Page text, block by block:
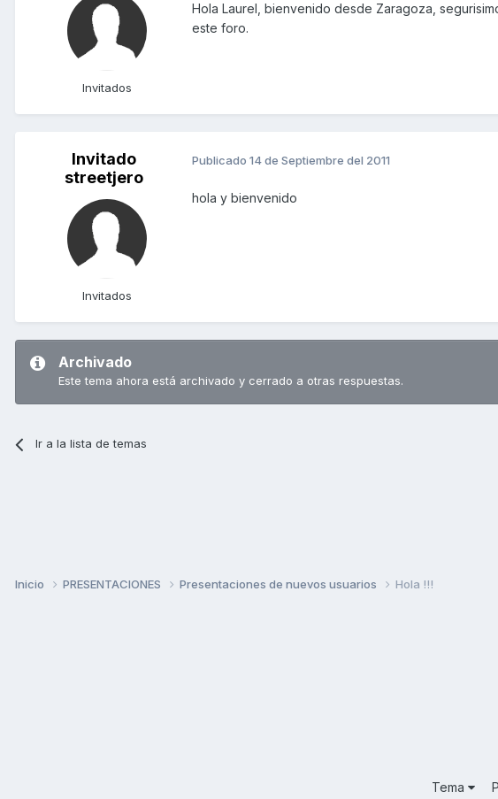
Invitados
Hola Laurel, bienvenido desde Zaragoza,
este foro.
Invitado
streetjero
Invitados
Publicado 14 de Septiembre del 2011
hola y bienvenido
Archivado
Este tema ahora está archivado y cerrado a otras respuestas.
Ir a la lista de temas
Inicio PRESENTACIONES Presentaciones de nuevos usuarios Hola !!!
Tema